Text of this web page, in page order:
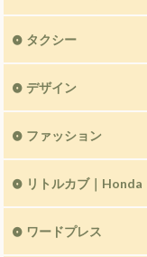
タクシー
デザイン
ファッション
リトルカブ｜Honda
ワードプレス